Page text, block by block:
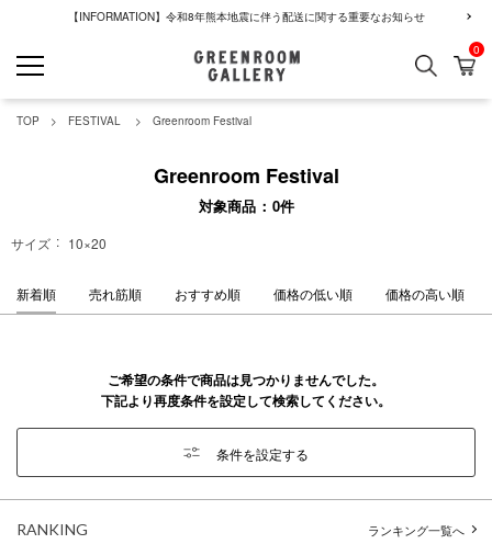
【INFORMATION】令和8年熊本地震に伴う配送に関する重要なお知らせ
検索 カ
0
TOP FESTIVAL Greenroom Festival
Greenroom Festival
対象商品 0件
サイズ 10×20
新着順 売れ筋順 おすすめ順 価格の低い順 価格の高い順
ご希望の条件で商品は見つかりませんでした。
下記より再度条件を設定して検索してください。
条件を設定する
RANKING ランキング一覧へ